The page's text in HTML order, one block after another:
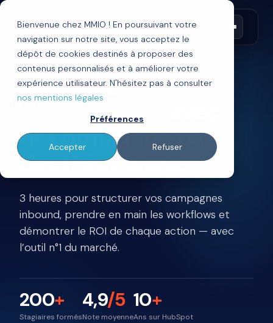
Bienvenue chez MMIO ! En poursuivant votre
navigation sur notre site, vous acceptez le
dépôt de cookies destinés à proposer des
contenus personnalisés et à améliorer votre
expérience utilisateur. N'hésitez pas à consulter
nos mentions légales
Préférences
Accepter Refuser
MaîtrisezHubSpot
Marketing Pro
des praticiens, pas
des théoriciens.
3 heures pour structurer vos campagnes
inbound, prendre en main les workflows et
démontrer le ROI de chaque action — avec
l’outil n°1 du marché.
200+
Stagiaires formés
4,9/5
Note moyenne
10+
Ans sur HubSpot